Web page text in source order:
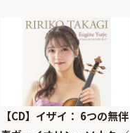
【CD】イザイ： 6つの無伴